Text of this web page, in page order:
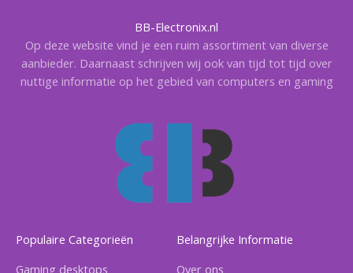
BB-Electronix.nl
Op deze website vind je een ruim assortiment van diverse
aanbieder. Daarnaast schrijven wij ook van tijd tot tijd over
nuttige informatie op het gebied van computers en gaming
Populaire Categorieën
Gaming desktops
Belangrijke Informatie
Over ons